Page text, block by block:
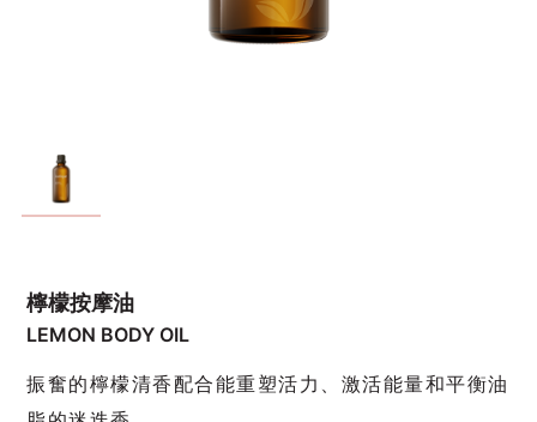
檸檬按摩油
LEMON BODY OIL
振奮的檸檬清香配合能重塑活力、激活能量和平衡油